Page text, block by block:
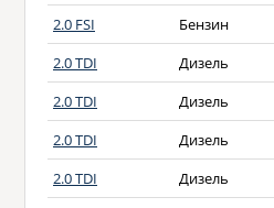
2.0 FSI
Бензин
2.0 TDI
Дизель
2.0 TDI
Дизель
2.0 TDI
Дизель
2.0 TDI
Дизель